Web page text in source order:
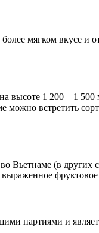
мягком вкусе
высоте 1 200—1
можно встретить
Вьетнаме (в
фруктовое
партиями и